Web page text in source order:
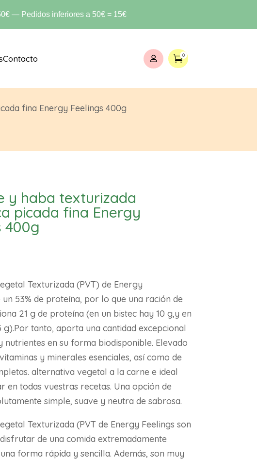
— Pedidos inferiores a 50€ = 15€
Contacto  0
fina Energy Feelings 400g
y haba texturizada
picada fina Energy
400g
Texturizada (PVT) de Energy
un 53% de proteína, por lo que una ración de
21 g de proteína (en un bistec hay 10 g,y en
g).Por tanto, aporta una cantidad excepcional
nutrientes en su forma biodisponible. Elevado
y minerales esenciales, así como de
alternativa vegetal a la carne e ideal
en todas vuestras recetas. Una opción de
simple, suave y neutra de sabrosa.
Texturizada (PVT de Energy Feelings son
de una comida extremadamente
forma rápida y sencilla. Además, son muy